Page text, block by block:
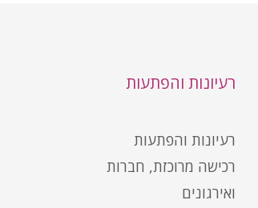
רעיונות והפתעות
רעיונות והפתעות
רכישה מרוכזת, חברות
ואירגונים